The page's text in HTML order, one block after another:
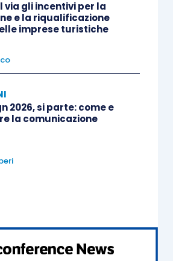
novitàcalato nel settore del
moda potrà ad esempio
relazione ai seguenti
nuove collezioni rispetto alle
utilizzati;
dei tessuti;
i meri ampliamenti di
prodotti esistenti tramite
via gli incentivi per la
e la riqualificazione
imprese turistiche
2026, si parte: come e
la comunicazione